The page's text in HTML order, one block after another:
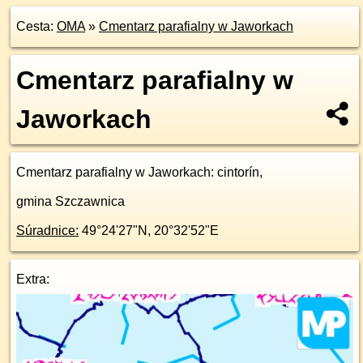
Cesta: OMA» Cmentarz parafialny w Jaworkach
Cmentarz parafialny w
Jaworkach
Cmentarz parafialny w Jaworkach: cintorín,
gmina Szczawnica
Súradnice: 49°24'27"N , 20°32'52"E
Extra: